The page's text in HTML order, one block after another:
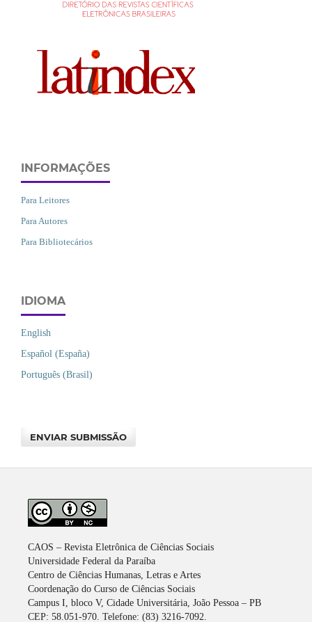
INFORMAÇÕES
Para Leitores
Para Autores
Para Bibliotecários
IDIOMA
English
Español (España)
Português (Brasil)
ENVIAR SUBMISSÃO
CAOS – Revista Eletrônica de Ciências Sociais
Universidade Federal da Paraíba
Centro de Ciências Humanas, Letras e Artes
Coordenação do Curso de Ciências Sociais
Campus I, bloco V, Cidade Universitária, João Pessoa – PB
CEP: 58.051-970. Telefone: (83) 3216-7092.